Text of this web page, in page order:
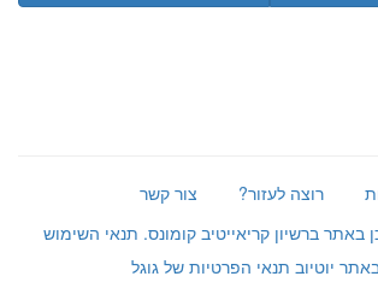
רוצה לעזור?
צור קשר
באתר ברשיון קריאייטיב קומונס. תנאי השימוש
יוטיוב תנאי הפרטיות של גוגל